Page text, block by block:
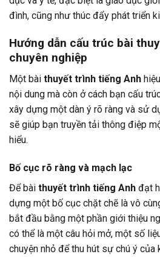
đình, cũng như thúc đẩy phát triển
Hướng dẫn cấu trúc bài
chuyên nghiệp
Một bài thuyết trình tiếng Anh
nội dung mà còn ở cách bạn cấu
xây dựng một dàn ý rõ ràng và sử
sẽ giúp bạn truyền tải thông điệp
hiểu.
Bố cục rõ ràng và mạch lạc
Để bài thuyết trình tiếng Anh đạt
dựng một bố cục chặt chẽ là vô
bắt đầu bằng một phần giới thiệu
có thể là một câu hỏi mở, một số
chuyện nhỏ để thu hút sự chú ý của